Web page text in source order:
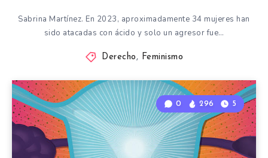
Sabrina Martínez. En 2023, aproximadamente 34 mujeres han
sido atacadas con ácido y solo un agresor fue…
Derecho, Feminismo
0 296 5